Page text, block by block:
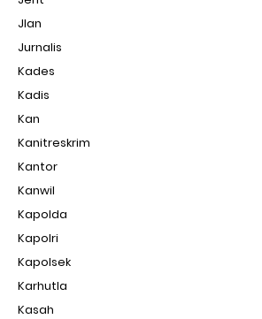
Jlan
Jurnalis
Kades
Kadis
Kan
Kanitreskrim
Kantor
Kanwil
Kapolda
Kapolri
Kapolsek
Karhutla
Kasah